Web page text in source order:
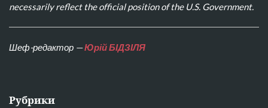
necessarily reflect the official position of the U.S. Government.
Шеф-редактор —Юрій БІДЗІЛЯ
Рубрики